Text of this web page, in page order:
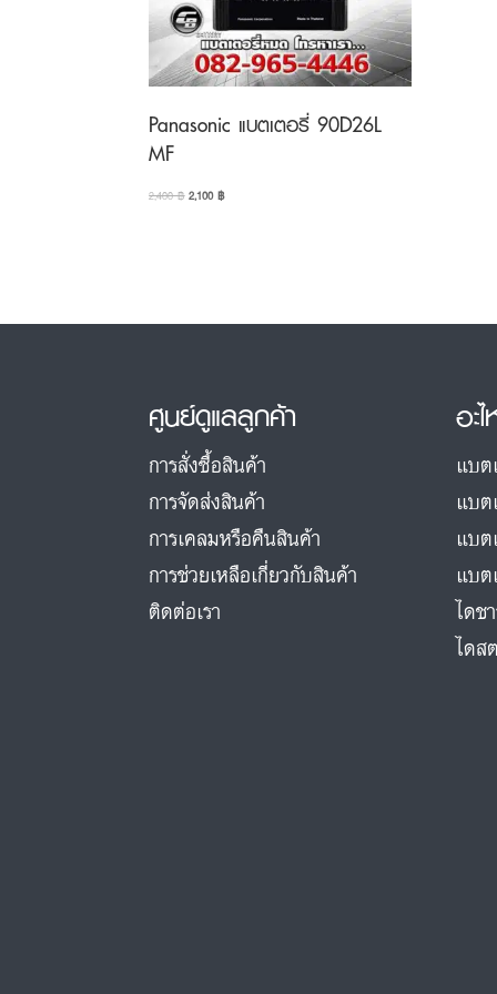
Panasonic แบตเตอรี่ 90D26L
MF
2,400฿Original
2,100฿Current
ศูนย์ดูแลลูกค้า
การสั่งซื้อสินค้า
การจัดส่งสินค้า
การเคลมหรือคืนสินค้า
การช่วยเหลือเกี่ยวกับสินค้า
ติดต่อเรา
อะ
แบ
แบต
แบต
แบต
ไดช
ไดส